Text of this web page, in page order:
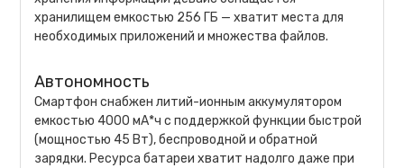
хранилищем емкостью 256 ГБ — хватит места для
необходимых приложений и множества файлов.
Автономность
Смартфон снабжен литий-ионным аккумулятором
емкостью 4000 мА*ч с поддержкой функции быстрой
(мощностью 45 Вт), беспроводной и обратной
зарядки. Ресурса батареи хватит надолго даже при